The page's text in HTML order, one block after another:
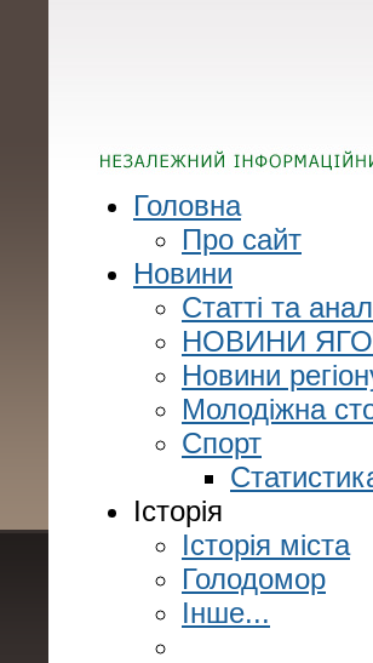
Головна
Про сайт
Новини
Статті та
НОВИНИ
Новини
Молодіжна
Спорт
Історія
Історія міста
Голодомор
Інше...